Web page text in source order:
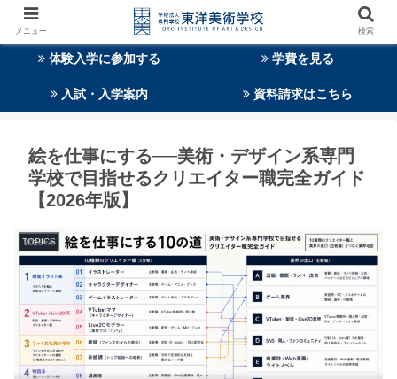
体験入学に参加する 学費を見る
入試・入学案内 資料請求はこちら
絵を仕事にする──美術・デザイン系専門
学校で目指せるクリエイター職完全ガイド
【2026年版】
TOPICS
メニュー 検索